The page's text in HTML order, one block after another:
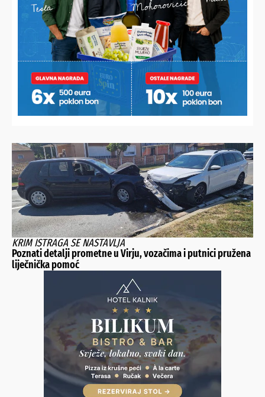
ŠTETA OD NEKOLIKO TISUĆA EURA
U mjesec dana četiri puta mu devastirao klijet, a onda
policija otkrila o komu je riječ
KRIM ISTRAGA SE NASTAVLJA
Poznati detalji prometne u Virju, vozačima i putnici pružena
liječnička pomoć